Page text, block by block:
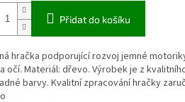
Přidat do košíku
hračka podporující rozvoj jemné
očí. Materiál: dřevo. Výrobek je z
barvy. Kvalitní zpracování hračky